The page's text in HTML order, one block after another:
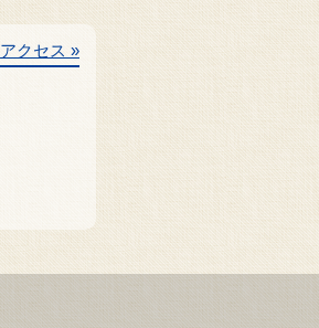
アクセス »